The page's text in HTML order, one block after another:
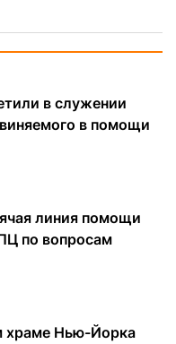
в служении
в помощи
линия помощи
по вопросам
храме Нью-Йорка